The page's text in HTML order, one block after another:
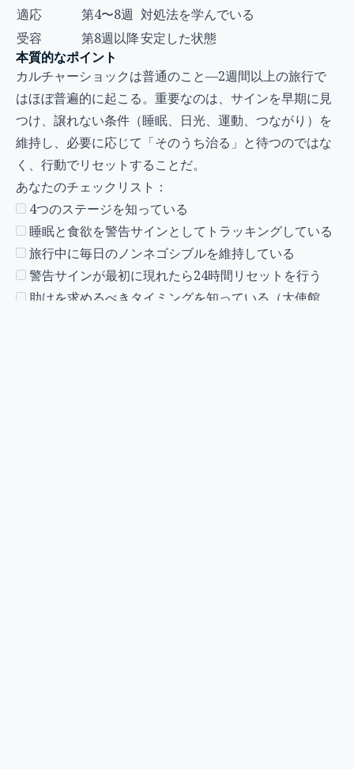
適応
第4〜8週 対処法を学んでいる
受容
第8週以降安定した状態
本質的なポイント
カルチャーショックは普通のこと—2週間以上の旅行で
はほぼ普遍的に起こる。重要なのは、サインを早期に見
つけ、譲れない条件（睡眠、日光、運動、つながり）を
維持し、必要に応じて「そのうち治る」と待つのではな
く、行動でリセットすることだ。
あなたのチェックリスト：
4つのステージを知っている
睡眠と食欲を警告サインとしてトラッキングしている
旅行中に毎日のノンネゴシブルを維持している
警告サインが最初に現れたら24時間リセットを行う
助けを求めるべきタイミングを知っている（大使館、